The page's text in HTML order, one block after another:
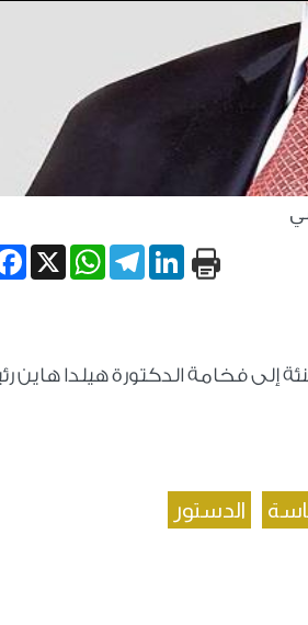
X
WhatsApp
TelegramLinkedIn
إلى فخامة الدكتورة هيلدا هاين
الدستور